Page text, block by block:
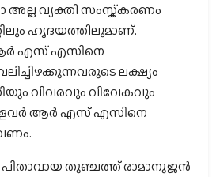
അല്ല വ്യക്തി സംസ്ക്കരണം
ഹൃദയത്തിലുമാണ്.
എസ് എസിനെ
ലക്ഷ്യം
വിവരവും വിവേകവും
ആർ എസ് എസിനെ
തുഞ്ചത്ത് രാമാനുജൻ